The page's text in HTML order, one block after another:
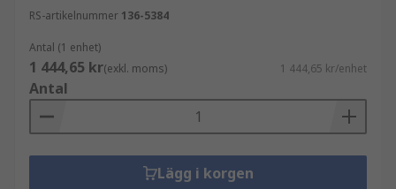
RS-artikelnummer 136-5384
Antal (1 enhet)
1 444,65 kr(exkl. moms) 1 444,65 kr/enhet
Antal
Lägg i korgen